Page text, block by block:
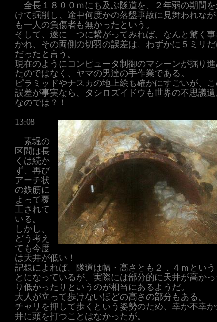
全長１８００ｍにも及ぶ隧道を、２年弱の期間
けて掘削し、途中何度かの落盤事故に見舞われな
も一人の負傷者も無かったという。
そして、遂に一つに繋がってみれば、なんと驚く
かれ、その両側の切羽の誤差は、わずかに５ミリ
だったと言う。
現在のようにコンピュータ制御のマシーンが掘り
たのではなく、ヤマの男達の手作業である。
ピラミッドやナスカの地上絵も確かにすごいが、
誤差が事実なら、タシロズイドウも世界の不思議
なのでは？！
13:08
素堀の
区間は長
くは続か
ず、再び
アーチ状
の鉄筋に
よって覆
工されて
いる。
しかし、
どう考え
ても今度
は天井が低い！
記録によれば、隧道は幅・高さとも２．４ｍとい
とになっているが、実際には部分的に天井が高か
り低かったりというのが相当にあるようだ。
大人が立って歩けないほどの高さの部分もある。
チャリを押して歩くという姿勢のため、幸か不幸
井に頭を打つことはなかったが。